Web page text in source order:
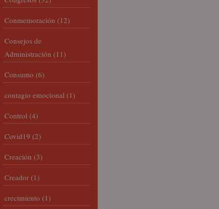
Conmemoración (12)
Consejos de
Administración (11)
Consumo (6)
contagio emocional (1)
Control (4)
Covid19 (2)
Creación (3)
Creador (1)
crecimiento (1)